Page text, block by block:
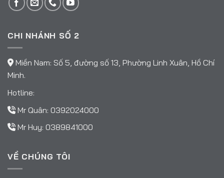
CHI NHÁNH SỐ 2
Miền Nam: Số 5, đường số 13, Phường Linh Xuân, Hồ Chí
Minh.
Hotline:
Mr Quân: 0392024000
Mr Huy: 0389841000
VỀ CHÚNG TÔI